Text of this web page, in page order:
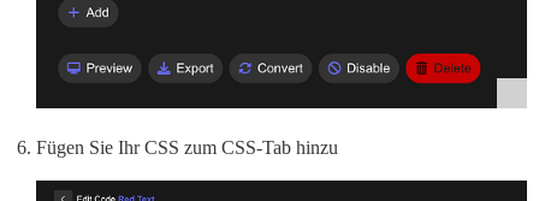
Fügen Sie Ihr CSS zum CSS-Tab hinzu